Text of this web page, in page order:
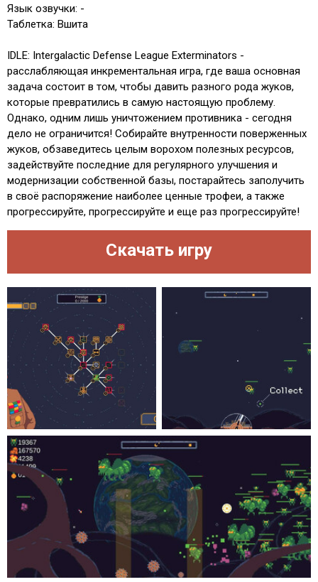
Язык озвучки: -
Таблетка: Вшита
IDLE: Intergalactic Defense League Exterminators -
расслабляющая инкрементальная игра, где ваша основная
задача состоит в том, чтобы давить разного рода жуков,
которые превратились в самую настоящую проблему.
Однако, одним лишь уничтожением противника - сегодня
дело не ограничится! Собирайте внутренности поверженных
жуков, обзаведитесь целым ворохом полезных ресурсов,
задействуйте последние для регулярного улучшения и
модернизации собственной базы, постарайтесь заполучить
в своё распоряжение наиболее ценные трофеи, а также
прогрессируйте, прогрессируйте и еще раз прогрессируйте!
Скачать игру